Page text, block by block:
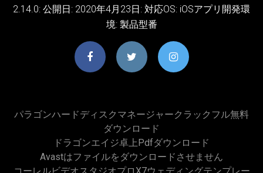
2.14.0: 公開日: 2020年4月23日: 対応OS: iOSアプリ開発環
境: 製品型番
パラゴンハードディスクマネージャークラックフル無料
ダウンロード
ドラゴンエイジ卓上pdfダウンロード
Avastはファイルをダウンロードさせません